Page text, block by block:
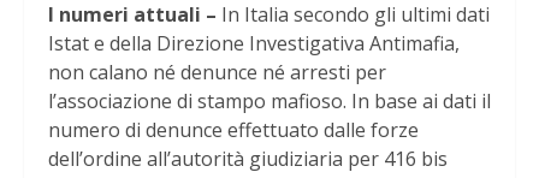
I numeri attuali – In Italia secondo gli ultimi dati
Istat e della Direzione Investigativa Antimafia,
non calano né denunce né arresti per
l’associazione di stampo mafioso. In base ai dati il
numero di denunce effettuato dalle forze
dell’ordine all’autorità giudiziaria per 416 bis